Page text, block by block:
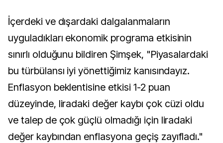
İçerdeki ve dışardaki dalgalanmaların
uyguladıkları ekonomik programa etkisinin
sınırlı olduğunu bildiren Şimşek, "Piyasalardaki
bu türbülansı iyi yönettiğimiz kanısındayız.
Enflasyon beklentisine etkisi 1-2 puan
düzeyinde, liradaki değer kaybı çok cüzi oldu
ve talep de çok güçlü olmadığı için liradaki
değer kaybından enflasyona geçiş zayıfladı."